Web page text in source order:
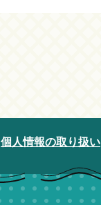
個人情報の取り扱い